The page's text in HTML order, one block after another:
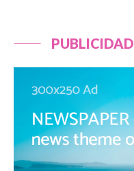
PUBLICIDAD